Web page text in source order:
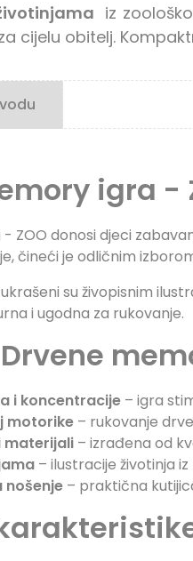
iz
cijelu obitelj.
igra -
ZOO donosi djeci
čineći je odličnim
su živopisnim
i ugodna za rukovanje.
i koncentracije – igra
motorike – rukovanje
materijali – izrađena od
– ilustracije životinja
nošenje – praktična